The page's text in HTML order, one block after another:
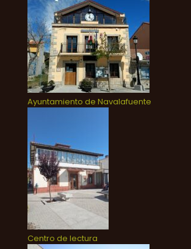
Ayuntamiento de Navalafuente
Centro de lectura